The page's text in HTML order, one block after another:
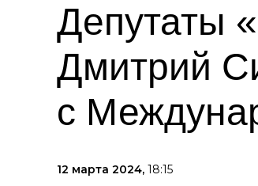
Депутаты
Дмитрий
с
12 марта 2024, 18:15